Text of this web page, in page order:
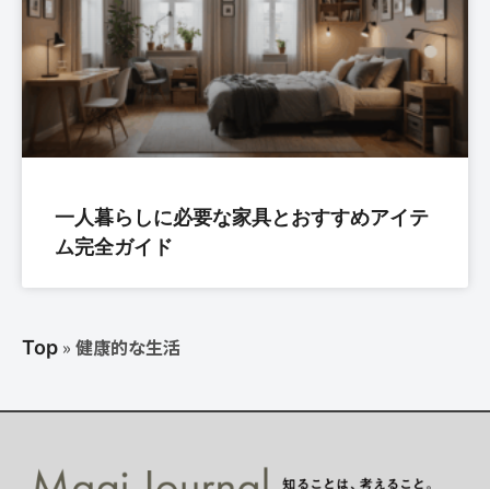
一人暮らしに必要な家具とおすすめアイテ
ム完全ガイド
Top » 健康的な生活